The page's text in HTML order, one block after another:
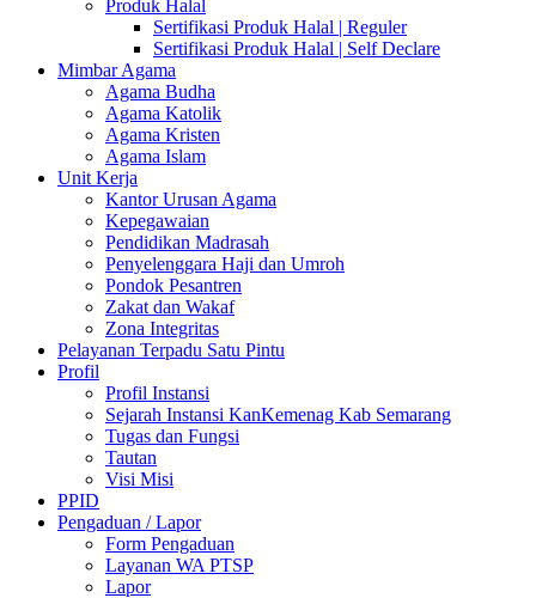
Produk Halal
Sertifikasi Produk Halal | Reguler
Sertifikasi Produk Halal | Self Declare
Mimbar Agama
Agama Budha
Agama Katolik
Agama Kristen
Agama Islam
Unit Kerja
Kantor Urusan Agama
Kepegawaian
Pendidikan Madrasah
Penyelenggara Haji dan Umroh
Pondok Pesantren
Zakat dan Wakaf
Zona Integritas
Pelayanan Terpadu Satu Pintu
Profil
Profil Instansi
Sejarah Instansi KanKemenag Kab Semarang
Tugas dan Fungsi
Tautan
Visi Misi
PPID
Pengaduan / Lapor
Form Pengaduan
Layanan WA PTSP
Lapor